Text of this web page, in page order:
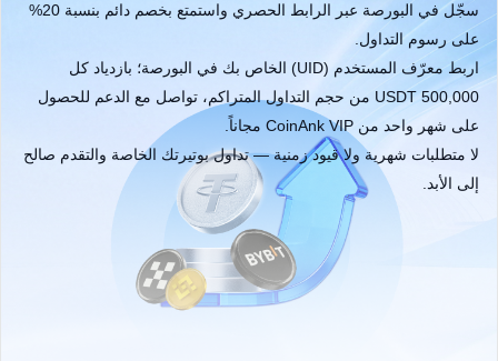
سجّل في البورصة عبر الرابط الحصري واستمتع بخصم دائم بنسبة 20%
على رسوم التداول.
اربط معرّف المستخدم (UID) الخاص بك في البورصة؛ بازدياد كل
500,000 USDT من حجم التداول المتراكم، تواصل مع الدعم للحصول
على شهر واحد من CoinAnk VIP مجاناً.
لا متطلبات شهرية ولا قيود زمنية — تداول بوتيرتك الخاصة والتقدم صالح
إلى الأبد.